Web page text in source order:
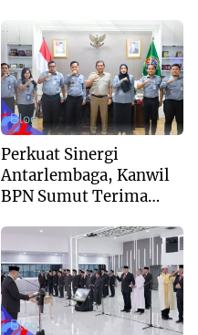
Buddha Tzu Chi dan
Aguan
Blog
Perkuat Sinergi
Antarlembaga, Kanwil
BPN Sumut Terima
Peninggalan
Blog